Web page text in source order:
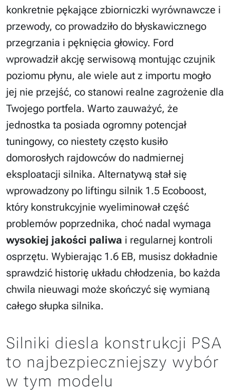
konkretnie pękające zbiorniczki wyrównawcze i
przewody, co prowadziło do błyskawicznego
przegrzania i pęknięcia głowicy. Ford
wprowadził akcję serwisową montując czujnik
poziomu płynu, ale wiele aut z importu mogło
jej nie przejść, co stanowi realne zagrożenie dla
Twojego portfela. Warto zauważyć, że
jednostka ta posiada ogromny potencjał
tuningowy, co niestety często kusiło
domorosłych rajdowców do nadmiernej
eksploatacji silnika. Alternatywą stał się
wprowadzony po liftingu silnik 1.5 Ecoboost,
który konstrukcyjnie wyeliminował część
problemów poprzednika, choć nadal wymaga
wysokiej jakości paliwa i regularnej kontroli
osprzętu. Wybierając 1.6 EB, musisz dokładnie
sprawdzić historię układu chłodzenia, bo każda
chwila nieuwagi może skończyć się wymianą
całego słupka silnika.
Silniki diesla konstrukcji PSA
to najbezpieczniejszy wybór
w tym modelu